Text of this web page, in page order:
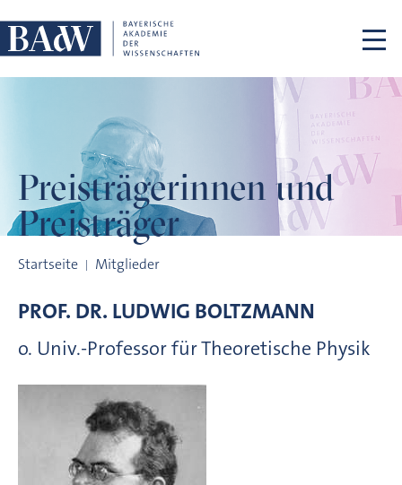
Preisträgerinnen und
Preisträger
Startseite Mitglieder
PROF. DR. LUDWIG BOLTZMANN
o. Univ.-Professor für Theoretische Physik